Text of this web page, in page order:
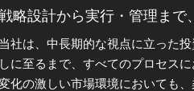
調にあります。これに伴い、セカ
「次の一手」を狙う絶好のタイミ
略設計から実行・管理まで
当社は、中長期的な視点に立った
しに至るまで、すべてのプロセス
化の激しい市場環境においても